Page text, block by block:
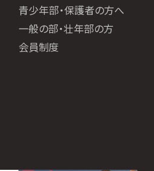
青少年部・保護者の方へ
一般の部・壮年部の方
会員制度